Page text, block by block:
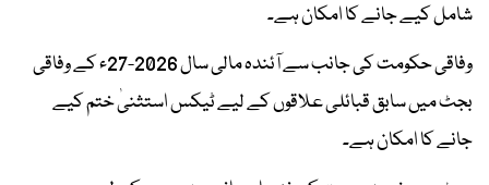
شامل کیے جانے کا امکان ہے۔
وفاقی حکومت کی جانب سے آئندہ مالی سال 2026-27ء کے وفاقی
بجٹ میں سابق قبائلی علاقوں کے لیے ٹیکس استثنیٰ ختم کیے
جانے کا امکان ہے۔